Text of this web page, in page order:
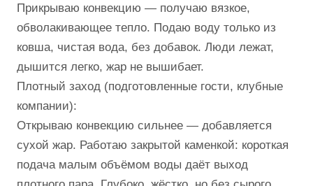
Прикрываю конвекцию — получаю вязкое,
обволакивающее тепло. Подаю воду только из
ковша, чистая вода, без добавок. Люди лежат,
дышится легко, жар не вышибает.
Плотный заход (подготовленные гости, клубные
компании):
Открываю конвекцию сильнее — добавляется
сухой жар. Работаю закрытой каменкой: короткая
подача малым объёмом воды даёт выход